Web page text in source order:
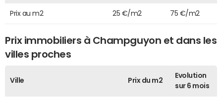
Prix au m2 25 €/m2 75 €/m2
Prix immobiliers à Champguyon et dans les
villes proches
Ville Prix du m2
Evolution
sur 6 mois